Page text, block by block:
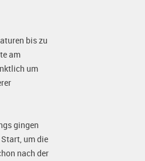
bis zu
am
um
gingen
um die
nach der